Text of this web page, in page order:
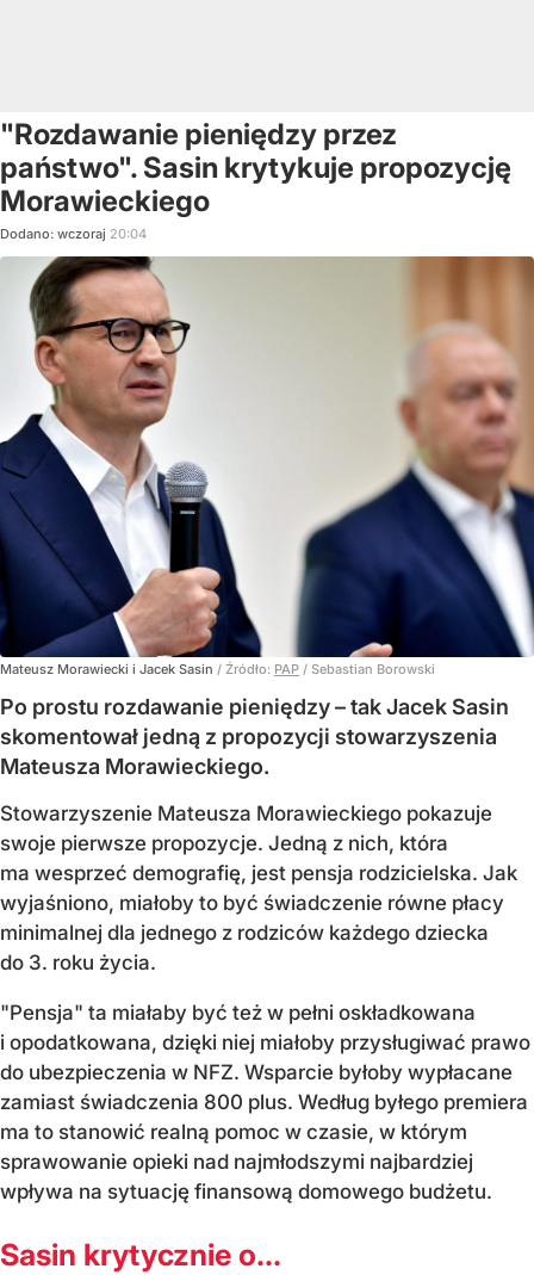
"Rozdawanie pieniędzy przez
państwo". Sasin krytykuje propozycję
Morawieckiego
Dodano: wczoraj 20:04
Mateusz Morawiecki i Jacek Sasin / Źródło: PAP / Sebastian Borowski
Po prostu rozdawanie pieniędzy – tak Jacek Sasin
skomentował jedną z propozycji stowarzyszenia
Mateusza Morawieckiego.
Stowarzyszenie Mateusza Morawieckiego pokazuje
swoje pierwsze propozycje. Jedną z nich, która
ma wesprzeć demografię, jest pensja rodzicielska. Jak
wyjaśniono, miałoby to być świadczenie równe płacy
minimalnej dla jednego z rodziców każdego dziecka
do 3. roku życia.
"Pensja" ta miałaby być też w pełni oskładkowana
i opodatkowana, dzięki niej miałoby przysługiwać prawo
do ubezpieczenia w NFZ. Wsparcie byłoby wypłacane
zamiast świadczenia 800 plus. Według byłego premiera
ma to stanowić realną pomoc w czasie, w którym
sprawowanie opieki nad najmłodszymi najbardziej
wpływa na sytuację finansową domowego budżetu.
Sasin krytycznie o...